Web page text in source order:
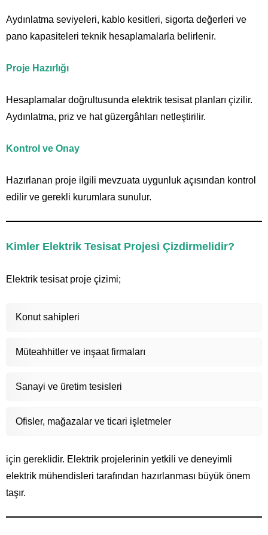
Aydınlatma seviyeleri, kablo kesitleri, sigorta değerleri ve
pano kapasiteleri teknik hesaplamalarla belirlenir.
Proje Hazırlığı
Hesaplamalar doğrultusunda elektrik tesisat planları çizilir.
Aydınlatma, priz ve hat güzergâhları netleştirilir.
Kontrol ve Onay
Hazırlanan proje ilgili mevzuata uygunluk açısından kontrol
edilir ve gerekli kurumlara sunulur.
Kimler Elektrik Tesisat Projesi Çizdirmelidir?
Elektrik tesisat proje çizimi;
Konut sahipleri
Müteahhitler ve inşaat firmaları
Sanayi ve üretim tesisleri
Ofisler, mağazalar ve ticari işletmeler
için gereklidir. Elektrik projelerinin yetkili ve deneyimli
elektrik mühendisleri tarafından hazırlanması büyük önem
taşır.